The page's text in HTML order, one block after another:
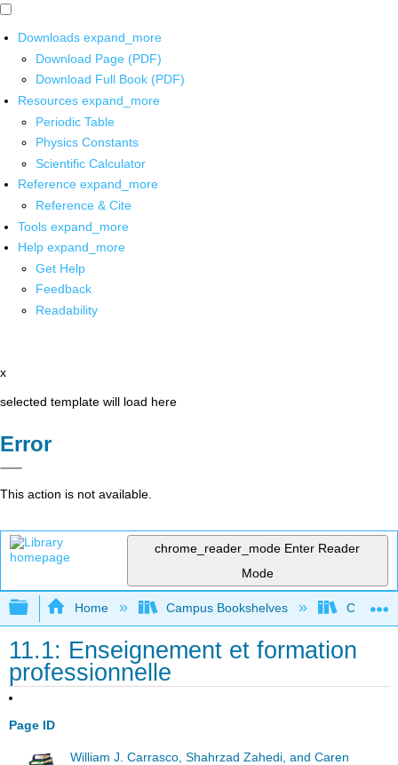
Downloads expand_more
Download Page (PDF)
Download Full Book (PDF)
Resources expand_more
Periodic Table
Physics Constants
Scientific Calculator
Reference expand_more
Reference & Cite
Tools expand_more
Help expand_more
Get Help
Feedback
Readability
x
selected template will load here
Error
This action is not available.
chrome_reader_mode Enter Reader
Mode
Expand/collapse global hierarchy
Home Campus Bookshelves Chabot
11.1: Enseignement et formation
professionnelle
Page ID
William J. Carrasco, Shahrzad Zahedi, and Caren